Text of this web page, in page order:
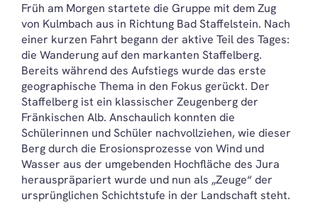
Früh am Morgen startete die Gruppe mit dem Zug
von Kulmbach aus in Richtung Bad Staffelstein. Nach
einer kurzen Fahrt begann der aktive Teil des Tages:
die Wanderung auf den markanten Staffelberg.
Bereits während des Aufstiegs wurde das erste
geographische Thema in den Fokus gerückt. Der
Staffelberg ist ein klassischer Zeugenberg der
Fränkischen Alb. Anschaulich konnten die
Schülerinnen und Schüler nachvollziehen, wie dieser
Berg durch die Erosionsprozesse von Wind und
Wasser aus der umgebenden Hochfläche des Jura
herauspräpariert wurde und nun als „Zeuge“ der
ursprünglichen Schichtstufe in der Landschaft steht.